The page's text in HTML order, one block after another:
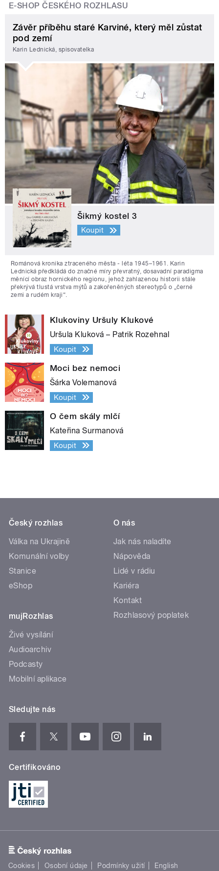
E-SHOP ČESKÉHO ROZHLASU
Závěr příběhu staré Karviné, který měl zůstat
pod zemí
Karin Lednická, spisovatelka
Šikmý kostel 3
Koupit
Románová kronika ztraceného města - léta 1945–1961. Karin
Lednická předkládá do značné míry převratný, dosavadní paradigma
měnící obraz hornického regionu, jehož zahlazenou historii stále
překrývá tlustá vrstva mýtů a zakořeněných stereotypů o „černé
zemi a rudém kraji“.
Klukoviny Uršuly Klukové
Uršula Kluková – Patrik Rozehnal
Koupit
Moci bez nemoci
Šárka Volemanová
Koupit
O čem skály mlčí
Kateřina Surmanová
Koupit
Český rozhlas
Válka na Ukrajině
Komunální volby
Stanice
eShop
mujRozhlas
Živé vysílání
Audioarchiv
Podcasty
Mobilní aplikace
O nás
Jak nás naladíte
Nápověda
Lidé v rádiu
Kariéra
Kontakt
Rozhlasový poplatek
Sledujte nás
Certifikováno
Cookies Osobní údaje Podmínky užití English